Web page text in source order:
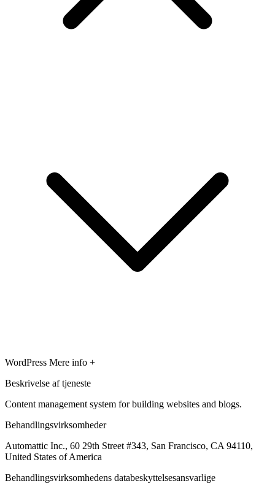
WordPress Mere info +
Beskrivelse af tjeneste
Content management system for building websites and blogs.
Behandlingsvirksomheder
Automattic Inc., 60 29th Street #343, San Francisco, CA 94110,
United States of America
Behandlingsvirksomhedens databeskyttelsesansvarlige